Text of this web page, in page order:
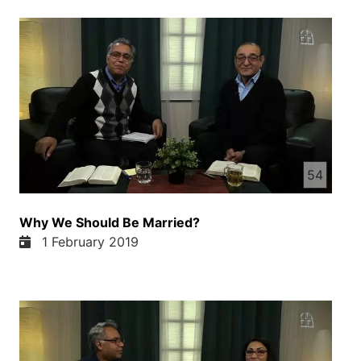
واقعا، راز چند رقم می باشه؟ در زندگی خانوادهی خود
راز بسیار زیاد می باشه. مثلا، راز هست که شخصی زن
از خود راز داره و راز های شخصی مرد هست. و همچنان
اولاد هم هست که از خود راز دارن که یکان دفع برپدر
مادر خود می گن، یکان دفع نمی گن. و دگه ای که راز
هایی است که در زندگی زن شوهر مارسی است. راز
های الاید در تصویری، راز های شخصی زن راز می گن
راز های راز شخصی نمی گن راز که پنهان خواهی با
دوست مگه او را شاید دوستی باشد اگر دوست دوست
دارید، دوست دوست دارید اگر دوست دارید، دوست
دارید اگر دوست دارید، دوست دارید اگر دوست دارید،
دوست دارید اگر دوست دارید، دوست دارید اگر دوست
دارید، دوست دارید اگر دوست دارید، دوست دارید اگر
دوست دارید اگر دوست دارید، دوست دارید اگر دوست
دارید، دوست دارید اگر دوست دارید، دوست دارید اگر
دوست دارید، دوست دارید اگر دوست دارید، دوست
54
Why We Should Be Married?
1 February 2019